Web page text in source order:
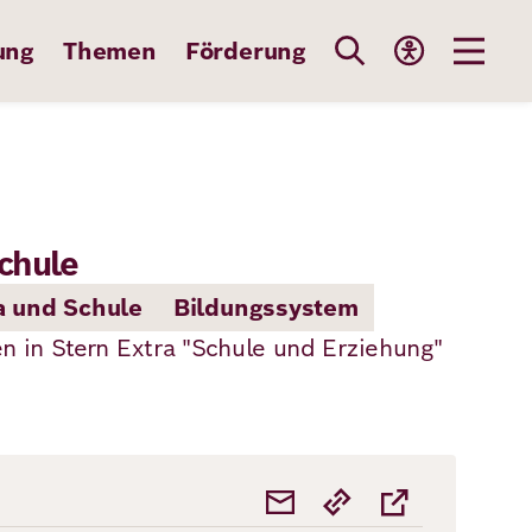
Themen Förderung
und Schule
Bildungssystem
in Stern Extra "Schule und Erziehung"